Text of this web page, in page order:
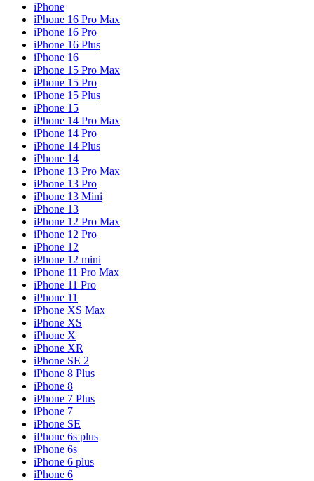
iPhone
iPhone 16 Pro Max
iPhone 16 Pro
iPhone 16 Plus
iPhone 16
iPhone 15 Pro Max
iPhone 15 Pro
iPhone 15 Plus
iPhone 15
iPhone 14 Pro Max
iPhone 14 Pro
iPhone 14 Plus
iPhone 14
iPhone 13 Pro Max
iPhone 13 Pro
iPhone 13 Mini
iPhone 13
iPhone 12 Pro Max
iPhone 12 Pro
iPhone 12
iPhone 12 mini
iPhone 11 Pro Max
iPhone 11 Pro
iPhone 11
iPhone XS Max
iPhone XS
iPhone X
iPhone XR
iPhone SE 2
iPhone 8 Plus
iPhone 8
iPhone 7 Plus
iPhone 7
iPhone SE
iPhone 6s plus
iPhone 6s
iPhone 6 plus
iPhone 6